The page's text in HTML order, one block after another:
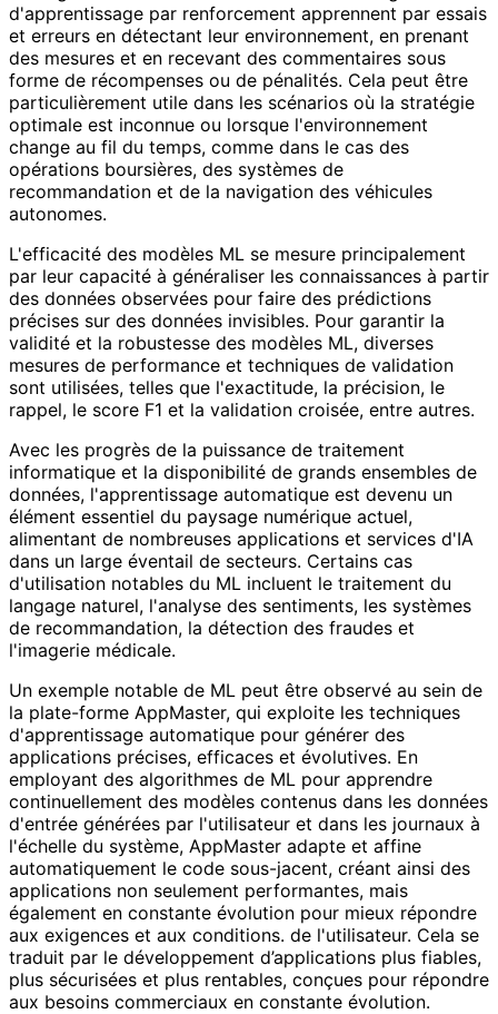
d'apprentissage par renforcement apprennent par essais
et erreurs en détectant leur environnement, en prenant
des mesures et en recevant des commentaires sous
forme de récompenses ou de pénalités. Cela peut être
particulièrement utile dans les scénarios où la stratégie
optimale est inconnue ou lorsque l'environnement
change au fil du temps, comme dans le cas des
opérations boursières, des systèmes de
recommandation et de la navigation des véhicules
autonomes.
L'efficacité des modèles ML se mesure principalement
par leur capacité à généraliser les connaissances à partir
des données observées pour faire des prédictions
précises sur des données invisibles. Pour garantir la
validité et la robustesse des modèles ML, diverses
mesures de performance et techniques de validation
sont utilisées, telles que l'exactitude, la précision, le
rappel, le score F1 et la validation croisée, entre autres.
Avec les progrès de la puissance de traitement
informatique et la disponibilité de grands ensembles de
données, l'apprentissage automatique est devenu un
élément essentiel du paysage numérique actuel,
alimentant de nombreuses applications et services d'IA
dans un large éventail de secteurs. Certains cas
d'utilisation notables du ML incluent le traitement du
langage naturel, l'analyse des sentiments, les systèmes
de recommandation, la détection des fraudes et
l'imagerie médicale.
Un exemple notable de ML peut être observé au sein de
la plate-forme AppMaster, qui exploite les techniques
d'apprentissage automatique pour générer des
applications précises, efficaces et évolutives. En
employant des algorithmes de ML pour apprendre
continuellement des modèles contenus dans les données
d'entrée générées par l'utilisateur et dans les journaux à
l'échelle du système, AppMaster adapte et affine
automatiquement le code sous-jacent, créant ainsi des
applications non seulement performantes, mais
également en constante évolution pour mieux répondre
aux exigences et aux conditions. de l'utilisateur. Cela se
traduit par le développement d’applications plus fiables,
plus sécurisées et plus rentables, conçues pour répondre
aux besoins commerciaux en constante évolution.